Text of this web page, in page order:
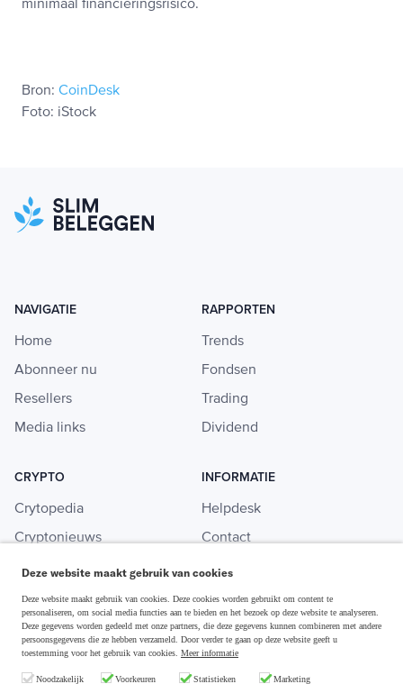
minimaal financieringsrisico.
Bron: CoinDesk
Foto: iStock
NAVIGATIE
Home
Abonneer nu
Resellers
Media links
RAPPORTEN
Trends
Fondsen
Trading
Dividend
CRYPTO
Crytopedia
Cryptonieuws
Crypto koopgids
Investeren in crypto
INFORMATIE
Helpdesk
Contact
Adverteren
Disclaimer & Privacy
Deze website maakt gebruik van cookies
Deze website maakt gebruik van cookies. Deze cookies worden gebruikt om content te
personaliseren, om social media functies aan te bieden en het bezoek op deze website te analyseren.
Deze gegevens worden gedeeld met onze partners, die deze gegevens kunnen combineren met andere
persoonsgegevens die ze hebben verzameld. Door verder te gaan op deze website geeft u
toestemming voor het gebruik van cookies. Meer informatie
Noodzakelijk Voorkeuren Statistieken Marketing